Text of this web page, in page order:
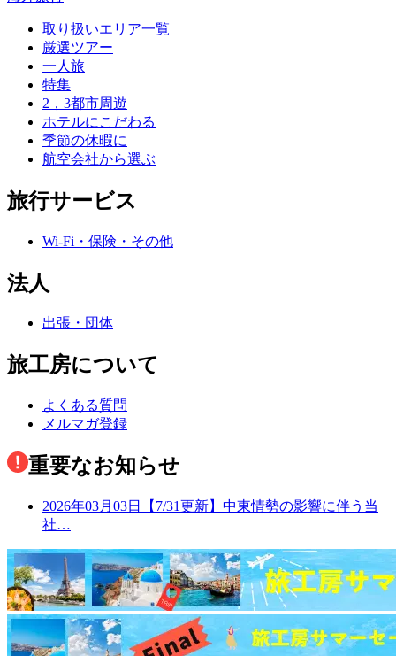
取り扱いエリア一覧
厳選ツアー
一人旅
特集
2，3都市周遊
ホテルにこだわる
季節の休暇に
航空会社から選ぶ
旅行サービス
Wi-Fi・保険・その他
法人
出張・団体
旅工房について
よくある質問
メルマガ登録
重要なお知らせ
2026年03月03日
【7/31更新】中東情勢の影響に伴う当
社…